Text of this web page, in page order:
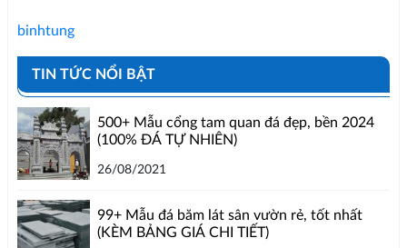
binhtung
TIN TỨC NỔI BẬT
500+ Mẫu cổng tam quan đá đẹp, bền 2024
(100% ĐÁ TỰ NHIÊN)
26/08/2021
99+ Mẫu đá băm lát sân vườn rẻ, tốt nhất
(KÈM BẢNG GIÁ CHI TIẾT)